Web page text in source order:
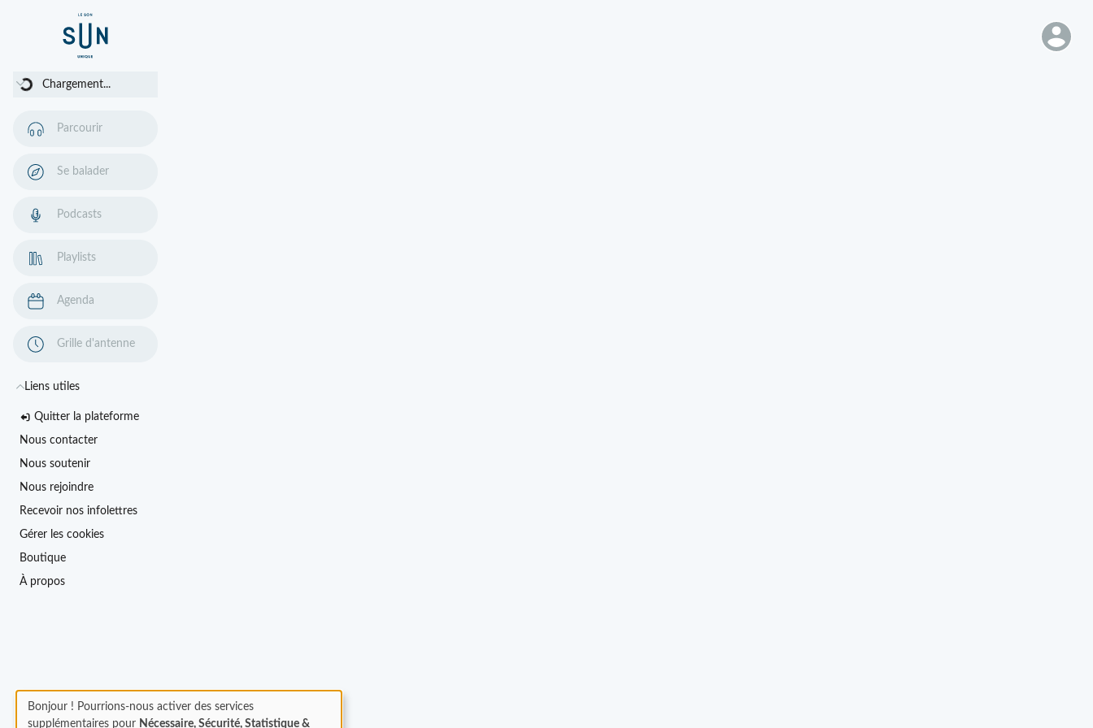
Chargement...
Parcourir
Se balader
Podcasts
Playlists
Agenda
Grille d'antenne
Liens utiles
Quitter la plateforme
Nous contacter
Nous soutenir
Nous rejoindre
Recevoir nos infolettres
Gérer les cookies
Boutique
À propos
Bonjour ! Pourrions-nous activer des services
supplémentaires pour Nécessaire, Sécurité, Statistique &